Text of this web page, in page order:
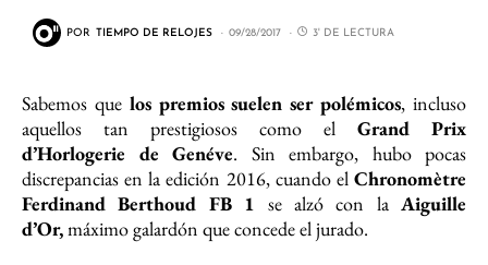
POR TIEMPO DE RELOJES 09/28/2017 3' DE LECTURA
Sabemos que los premios suelen ser polémicos, incluso
aquellos tan prestigiosos como el Grand Prix
d’Horlogerie de Genéve. Sin embargo, hubo pocas
discrepancias en la edición 2016, cuando el Chronomètre
Ferdinand Berthoud FB 1 se alzó con la Aiguille
d’Or,máximo galardón que concede el jurado.